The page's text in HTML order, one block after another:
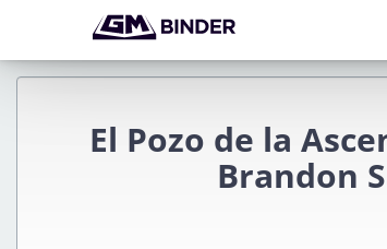
El Pozo de la
Brandon